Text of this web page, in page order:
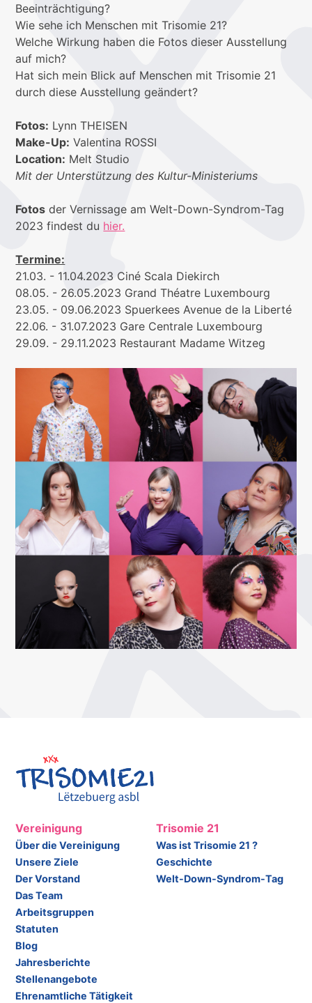
Beeinträchtigung?
Wie sehe ich Menschen mit Trisomie 21?
Welche Wirkung haben die Fotos dieser Ausstellung
auf mich?
Hat sich mein Blick auf Menschen mit Trisomie 21
durch diese Ausstellung geändert?
Fotos: Lynn THEISEN
Make-Up: Valentina ROSSI
Location: Melt Studio
Mit der Unterstützung des Kultur-Ministeriums
Fotos der Vernissage am Welt-Down-Syndrom-Tag
2023 findest du hier.
Termine:
21.03. - 11.04.2023 Ciné Scala Diekirch
08.05. - 26.05.2023 Grand Théatre Luxembourg
23.05. - 09.06.2023 Spuerkees Avenue de la Liberté
22.06. - 31.07.2023 Gare Centrale Luxembourg
29.09. - 29.11.2023 Restaurant Madame Witzeg
Vereinigung
Über die Vereinigung
Unsere Ziele
Der Vorstand
Das Team
Arbeitsgruppen
Statuten
Blog
Jahresberichte
Stellenangebote
Ehrenamtliche Tätigkeit
Trisomie 21
Was ist Trisomie 21 ?
Geschichte
Welt-Down-Syndrom-Tag